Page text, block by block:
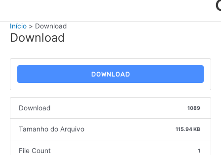
Início Download
Download
DOWNLOAD
Download 1089
Tamanho do Arquivo 115.94 KB
File Count 1